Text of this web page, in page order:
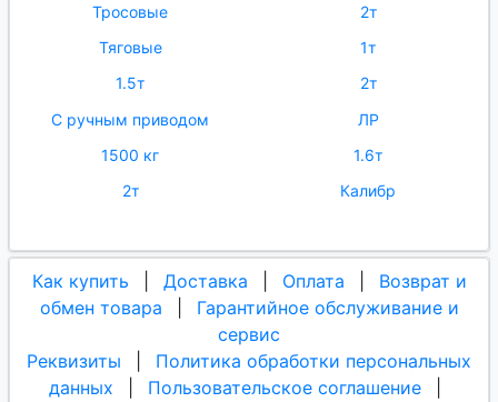
Тросовые
2т
Тяговые
1т
1.5т
2т
С ручным приводом
ЛР
1500 кг
1.6т
2т
Калибр
Как купить Доставка Оплата
Возврат и
обмен товара
Гарантийное обслуживание и
сервис
Реквизиты
Политика обработки персональных
данных
Пользовательское соглашение